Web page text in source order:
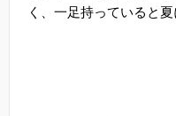
く、一足持っていると